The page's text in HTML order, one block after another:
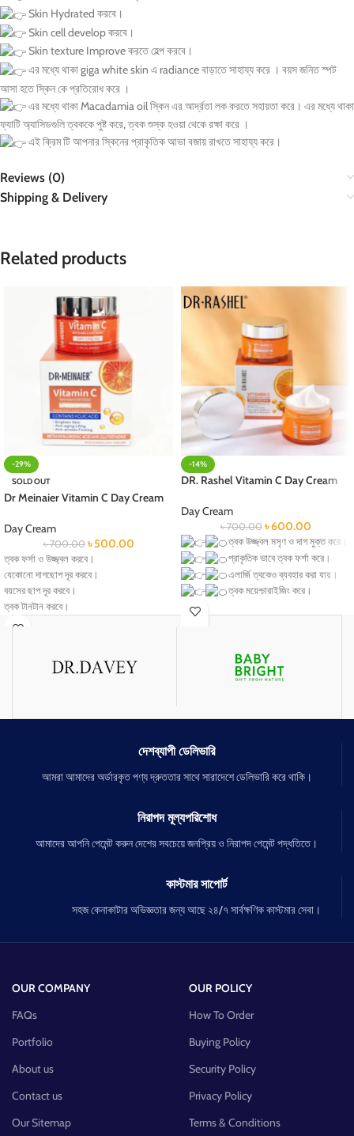
Skin Hydrated করবে।
Skin cell develop করবে।
Skin texture Improve করতে হেল্প করবে।
এর মধ্যে থাকা giga white skin এ radiance বাড়াতে সাহায্য করে । বয়স জনিত স্পট
আসা হতে স্কিন কে প্রতিরোধ করে ।
এর মধ্যে থাকা Macadamia oil স্কিন এর আর্দ্রতা লক করতে সহায়তা করে। এর মধ্যে থাকা
ফ্যাটি অ্যাসিডগুলি ত্বককে পুষ্ট করে, ত্বক শুস্ক হওয়া থেকে রক্ষা করে ।
এই ক্রিম টি আপনার স্কিনের প্রাকৃতিক আভা বজায় রাখতে সাহায্য করে।
Reviews (0)
Shipping & Delivery
Related products
-29%
SOLD OUT
Dr Meinaier Vitamin C Day Cream
Day Cream
৳700.00 ৳500.00
ত্বক ফর্সা ও উজ্জ্বল করবে।
যেকোনো দাগছোপ দূর করবে।
বয়সের ছাপ দূর করবে।
ত্বক টানটান করবে।
ত্বক কোমল ও মসৃণ করবে।
কোনও সাইড ইফেক্ট নেই।
-14%
DR. Rashel Vitamin C Day Cream
Day Cream
৳700.00 ৳600.00
ত্বক উজ্জ্বল মসৃণ ও দাগ মুক্ত করে।
প্রাকৃতিক ভাবে ত্বক ফর্শা করে।
এলার্জি ত্বকেও ব্যবহার করা যায়।
ত্বক ময়েশ্চারাইজিং করে।
ত্বক টান টান চক চক করে।
ব্রণ রিমুভ করে।
চোখের ভাজপড়া চামড়া মসৃণ করে।
দেশব্যাপী ডেলিভারি
আমরা আমাদের অর্ডারকৃত পণ্য দ্রুততার সাথে সারাদেশে ডেলিভারি করে থাকি।
নিরাপদ মূল্যপরিশোধ
আমাদের আপনি পেমেন্ট করুন দেশের সবচেয়ে জনপ্রিয় ও নিরাপদ পেমেন্ট পদ্ধতিতে।
কাস্টমার সাপোর্ট
সহজ কেনাকাটার অভিজ্ঞতার জন্য আছে ২৪/৭ সার্বক্ষণিক কাস্টমার সেবা।
OUR COMPANY
FAQs
Portfolio
About us
Contact us
Our Sitemap
OUR POLICY
How To Order
Buying Policy
Security Policy
Privacy Policy
Terms & Conditions